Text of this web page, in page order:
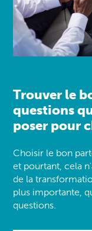
Trouver le
questions
poser pour
Choisir le bon
et pourtant, cela
de la
plus importante,
questions.